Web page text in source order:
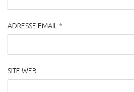
ADRESSE EMAIL *
SITE WEB